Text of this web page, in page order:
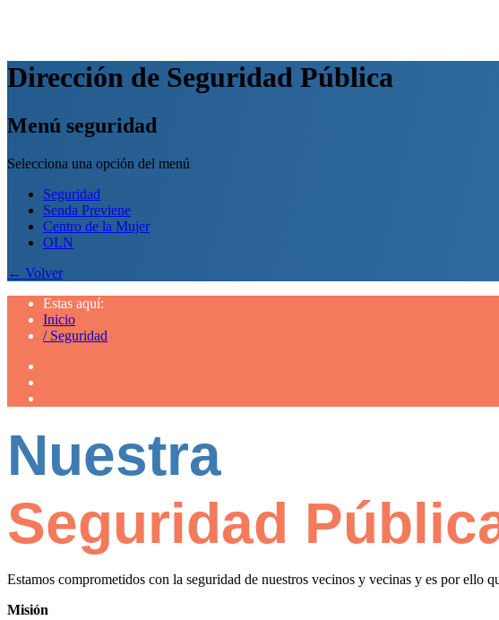
Dirección de Seguridad Pública
Menú seguridad
Selecciona una opción del menú
Seguridad
Senda Previene
Centro de la Mujer
OLN
← Volver
Estas aquí:
Inicio
/ Seguridad
Nuestra
Seguridad
Estamos comprometidos con la seguridad de nuestros vecinos y vecinas y es por ello
Misión